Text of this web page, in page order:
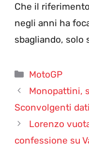
Che il
negli anni ha
sbagliando, solo
Categorie
MotoGP
Monopattini,
Sconvolgenti
Lorenzo
confessione su